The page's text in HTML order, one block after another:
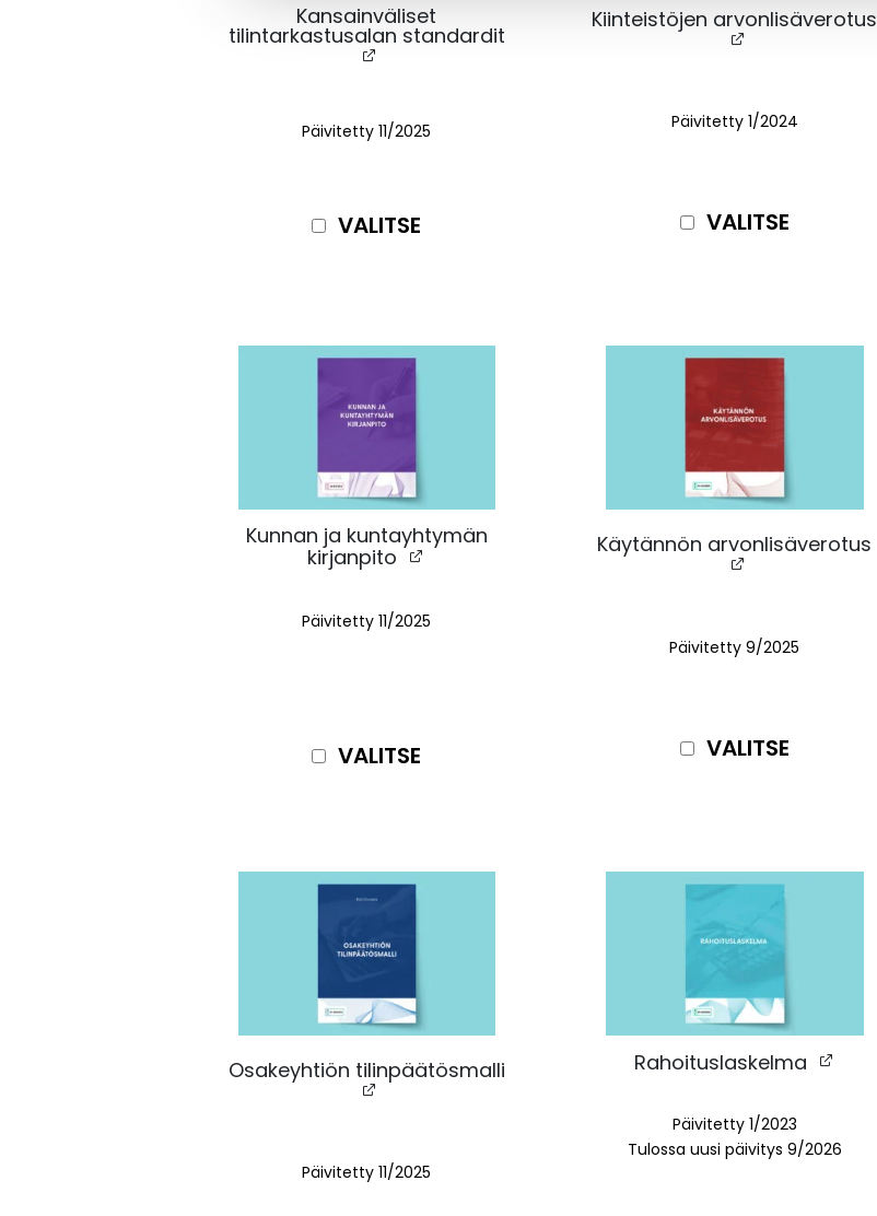
Kansainväliset
tilintarkastusalan standardit
Päivitetty11/2025
VALITSE
Kiinteistöjen arvonlisäverotus
Päivitetty 1/2024
VALITSE
Kunnan ja kuntayhtymän
kirjanpito
Päivitetty 11/2025
VALITSE
Käytännön arvonlisäverotus
Päivitetty 9/2025
VALITSE
Osakeyhtiön tilinpäätösmalli
Päivitetty 11/2025
Rahoituslaskelma
Päivitetty 1/2023
Tulossa uusi päivitys 9/2026